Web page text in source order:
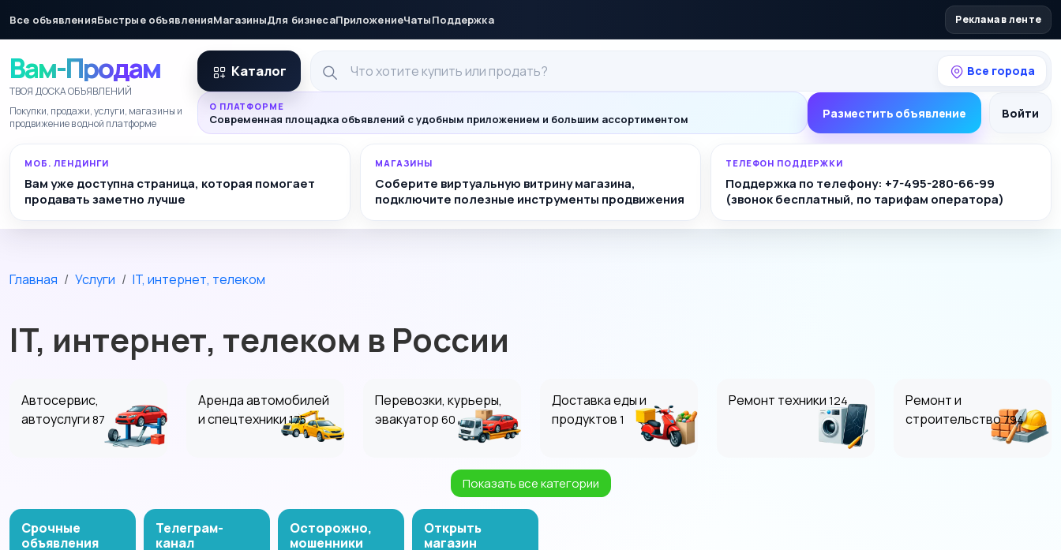
Все объявленияБыстрые объявленияМагазиныДля бизнесаПриложениеЧатыПоддержка Реклама в ленте
Вам-Продам
ТВОЯ ДОСКА ОБЪЯВЛЕНИЙ
Покупки, продажи, услуги, магазины и
продвижение в одной платформе
Каталог Все города
О ПЛАТФОРМЕ
Современная площадка объявлений с удобным приложением и большим ассортиментом Разместить объявление Войти
МОБ. ЛЕНДИНГИ
Вам уже доступна страница, которая помогает
продавать заметно лучше
МАГАЗИНЫ
Соберите виртуальную витрину магазина,
подключите полезные инструменты продвижения
ТЕЛЕФОН ПОДДЕРЖКИ
Поддержка по телефону: +7-495-280-66-99
(звонок бесплатный, по тарифам оператора)
Главная Услуги IT, интернет, телеком
IT, интернет, телеком в России
Автосервис,
автоуслуги 87
Аренда автомобилей
и спецтехники175
Перевозки, курьеры,
эвакуатор 60
Доставка еды и
продуктов 1
Ремонт техники 124
Ремонт и
строительство794
93
Красота и здоровье
230
Организация
Показать все категории
Срочные
объявления
Телеграм-
канал
Осторожно,
мошенники
Открыть
магазин